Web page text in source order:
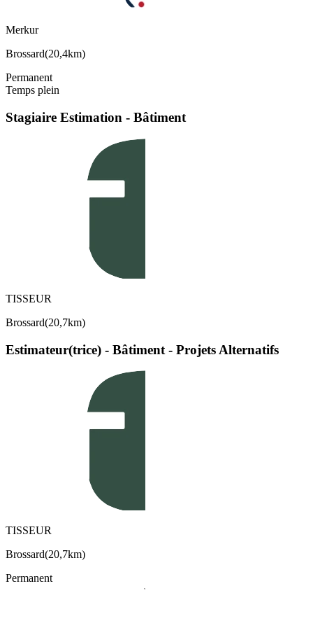
Merkur
Brossard(20,4km)
Permanent
Temps plein
Stagiaire Estimation - Bâtiment
TISSEUR
Brossard(20,7km)
Estimateur(trice) - Bâtiment - Projets Alternatifs
TISSEUR
Brossard(20,7km)
Permanent